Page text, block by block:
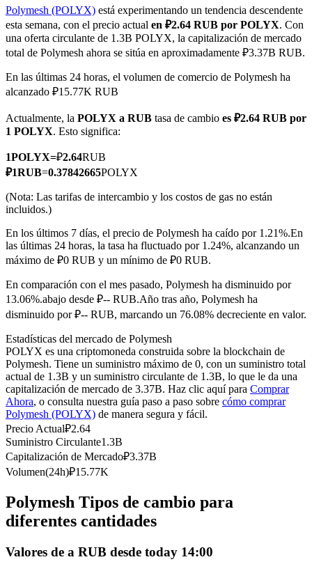
Futuros COIN-M
Futuros de criptomonedas
TradFi
primas
Futuros del USDC
Futuros que utilizan USDC como garantía
Copiar Trading
Únete a los mejores traders
Polymesh (POLYX) está experimentando un tendencia descendente
esta semana, con el precio actual en ₽2.64 RUB por POLYX. Con
una oferta circulante de 1.3B POLYX, la capitalización de mercado
total de Polymesh ahora se sitúa en aproximadamente ₽3.37B RUB.
En las últimas 24 horas, el volumen de comercio de Polymesh ha
alcanzado ₽15.77K RUB
Actualmente, la POLYX a RUB tasa de cambio es ₽2.64 RUB por
1 POLYX. Esto significa:
1POLYX=₽2.64RUB
₽1RUB=0.37842665POLYX
(Nota: Las tarifas de intercambio y los costos de gas no están
incluidos.)
En los últimos 7 días, el precio de Polymesh ha caído por 1.21%.En
las últimas 24 horas, la tasa ha fluctuado por 1.24%, alcanzando un
máximo de ₽0 RUB y un mínimo de ₽0 RUB.
En comparación con el mes pasado, Polymesh ha disminuido por
13.06%.abajo desde ₽-- RUB.Año tras año, Polymesh ha
disminuido por ₽-- RUB, marcando un 76.08% decreciente en valor.
Estadísticas del mercado de Polymesh
POLYX es una criptomoneda construida sobre la blockchain de
Polymesh. Tiene un suministro máximo de 0, con un suministro total
actual de 1.3B y un suministro circulante de 1.3B, lo que le da una
capitalización de mercado de 3.37B. Haz clic aquí para Comprar
Ahora, o consulta nuestra guía paso a paso sobre cómo comprar
Polymesh (POLYX) de manera segura y fácil.
Precio Actual₽2.64
Suministro Circulante1.3B
Capitalización de Mercado₽3.37B
Volumen(24h)₽15.77K
Polymesh Tipos de cambio para
diferentes cantidades
Valores de a RUB desde today 14:00